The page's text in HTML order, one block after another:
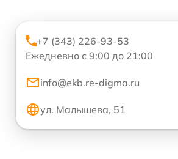
+7 (343) 226-93-53
Ежедневно с 9:00 до 21:00
info@ekb.re-digma.ru
ул. Малышева, 51